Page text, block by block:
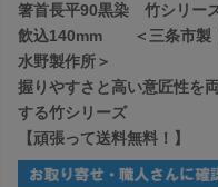
箸首長平90黒染 竹シリー
飲込140mm ＜三条市製｜
水野製作所＞
握りやすさと高い意匠性を
する竹シリーズ
【頑張って送料無料！】